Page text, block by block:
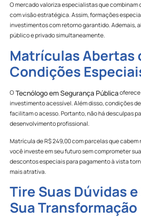
O mercado valoriza especialistas que
com visão estratégica. Assim, formações
investimentos com retorno garantido. Ademais,
público e privado simultaneamente.
Matrículas Abertas
Condições
OTecnólogo em Segurança Pública
investimento acessível. Além disso, condições
facilitam o acesso. Portanto, não há desculpas
desenvolvimento profissional.
Matrícula de R$ 249,00 com parcelas que cabem
você investe em seu futuro sem comprometer
descontos especiais para pagamento à vista
mais atrativa.
Tire Suas Dúvidas
Sua Transformação